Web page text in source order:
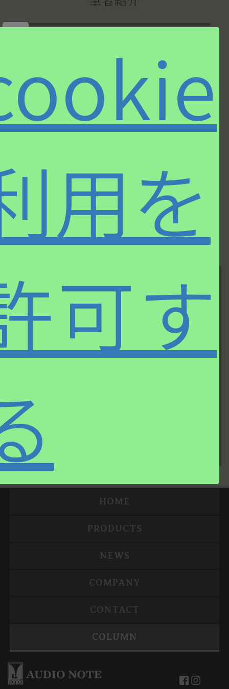
小さい頃からさまざまな音楽
に囲まれて育ち、早稲田大学
モダンジャズ研究会 にも所
属。学生時代から音楽誌等に
寄稿。トラッドからモダン、
ド
“Shiny Stockings”にサックス奏者として参加。
ミュージック・ペンクラブ・ジャパン理事。
2025年の私的ベ
スト・ジャズ・
アルバム
HOME
PRODUCTS
NEWS
COMPANY
CONTACT
COLUMN
用を
可す